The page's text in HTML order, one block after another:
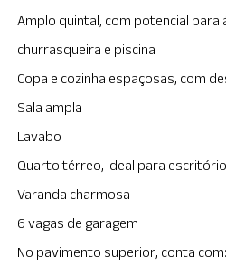
Amplo quintal, com potencial para
churrasqueira e piscina
Copa e cozinha espaçosas, com
Sala ampla
Lavabo
Quarto térreo, ideal para
Varanda charmosa
6 vagas de garagem
No pavimento superior, conta com: